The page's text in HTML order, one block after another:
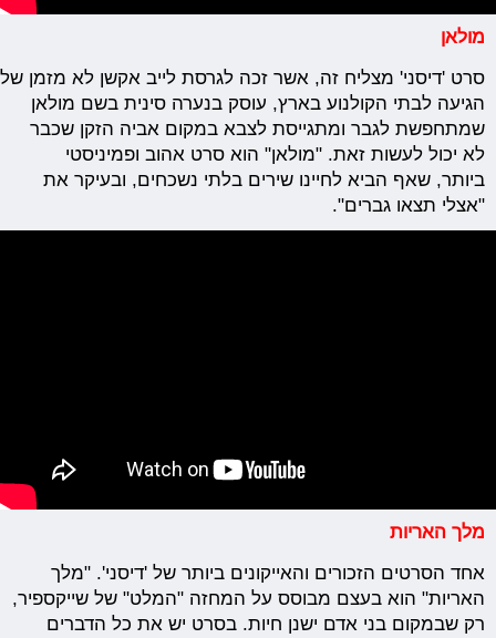
מולאן
סרט 'דיסני' מצליח זה, אשרזכה לגרסת לייב אקשן לא מזמן
הגיעה לבתי הקולנוע בארץ, עוסק בנערה סינית בשם מולאן
שמתחפשת לגבר ומתגייסת לצבא במקום אביה הזקן שכבר
לא יכול לעשות זאת. "מולאן" הוא סרט אהוב ופמיניסטי
ביותר, שאף הביא לחיינו שירים בלתי נשכחים, ובעיקר את
"אצלי תצאו גברים".
מלך האריות
אחד הסרטים הזכורים והאייקונים ביותר של 'דיסני'. "מלך
האריות" הוא בעצם מבוסס על המחזה "המלט" של שייקספיר,
רק שבמקום בני אדם ישנן חיות. בסרט יש את כל הדברים